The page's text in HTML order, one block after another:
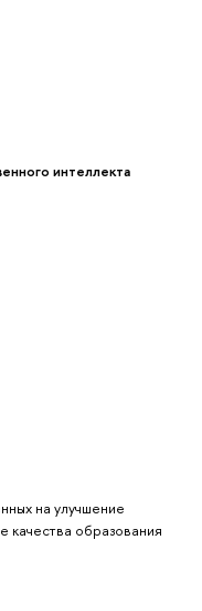
интеллекта
на улучшение
качества образования